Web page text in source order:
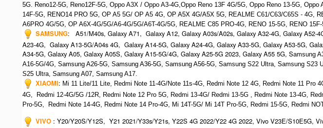
5G. Reno12-5G, Reno12F-5G, Oppo A3X / Oppo A3-4G,Oppo Reno 13F 4G/5G, Oppo Reno 13-5G, Oppo
14F-5G, RENO14 PRO 5G, OP A5 5G/ OP A5 4G, OP A5X 4G/A5X 5G, REALME C61/C63/C65S - 4G,
A6PRO 4G/5G, OP A6X-4G/5G/A6-4G/5G/A6T-4G/5G, REALME C85 PRO-4G, RENO 15-5G, RENO 15F-
SAMSUNG: A51/M40s, Galaxy A71, Galaxy A12, Galaxy A03s/A02s, Galaxy A32-4G, Galaxy A52-
A23-4G, Galaxy A13-5G/A04s 4G, Galaxy A14-5G, Galaxy A24-4G, Galaxy A33-5G, Galaxy A53-5G,
A34-5G, Galaxy A05, Galaxy A05S, Galaxy A15-5G/4G, Galaxy A25-5G 2023, Galaxy A55 5G, Samsung
A16-5G/4G, Samsung A26-5G, Samsung A36-5G, Samsung A56-5G, Samsung S22 Ultra, Samsung S23
S25 Ultra, Samsung A07, Samsung A17.
XIAOMI: Mi 11 Lite/11 Lite, Redmi Note 11-4G/Note 11s-4G, Redmi Note 12 4G, Redmi Note 11 Pro
4G,
Redmi 12-4G/5G /12R, Redmi Note 12 Pro 5G, Redmi 13-4G/ Redmi 13-5G , Redmi Note 13-4G,
Pro-5G, Redmi Note 14-4G, Redmi Note 14 Pro-4G, Mi 14T-5G/ Mi 14T Pro-5G, Redmi 15-5G, Redmi
VIVO : Y20/Y20S/Y12S, Y21 2021/Y33s/Y21s, Y22S 4G 2022/Y22 4G 2022, Vivo V23E/S10E5G,